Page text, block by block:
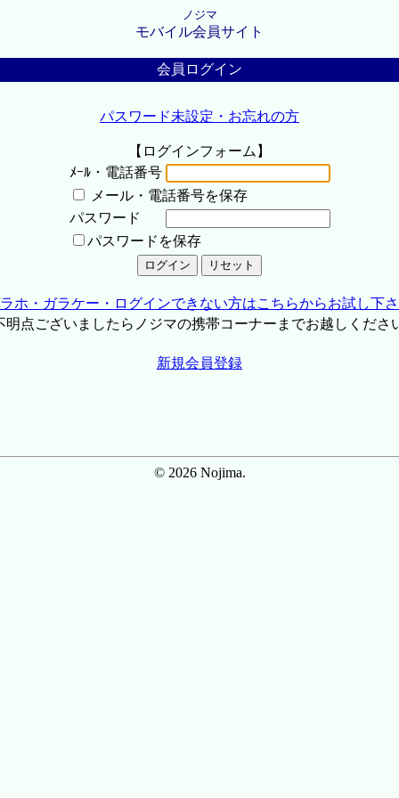
ノジマ
モバイル会員サイト
会員ログイン
パスワード未設定・お忘れの方
【ログインフォーム】
ﾒｰﾙ・電話番号
メール・電話番号を保存
パスワード
パスワードを保存
ホ・ガラケー・ログインできない方はこちらからお試し下
点ございましたらノジマの携帯コーナーまでお越しくださ
新規会員登録
© 2026 Nojima.